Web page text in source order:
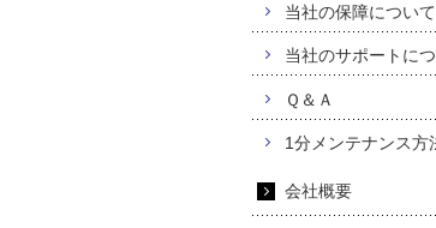
当社の保障について
当社のサポートに
Ｑ＆Ａ
1分メンテナンス方
会社概要